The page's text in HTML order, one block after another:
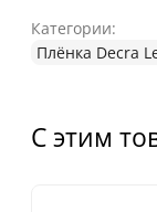
Категории:
Плёнка Decra
С этим